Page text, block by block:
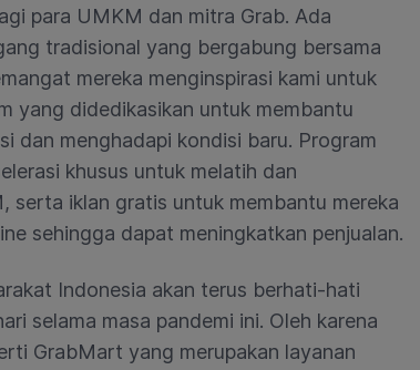
para UMKM dan mitra Grab. Ada
tradisional yang bergabung bersama
mereka menginspirasi kami untuk
yang didedikasikan untuk membantu
dan menghadapi kondisi baru. Program
khusus untuk melatih dan
serta iklan gratis untuk membantu mereka
sehingga dapat meningkatkan penjualan.
Indonesia akan terus berhati-hati
selama masa pandemi ini. Oleh karena
GrabMart yang merupakan layanan